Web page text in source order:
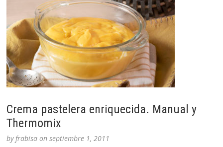
Crema pastelera enriquecida. Manual y
Thermomix
byfrabisa onseptiembre 1, 2011